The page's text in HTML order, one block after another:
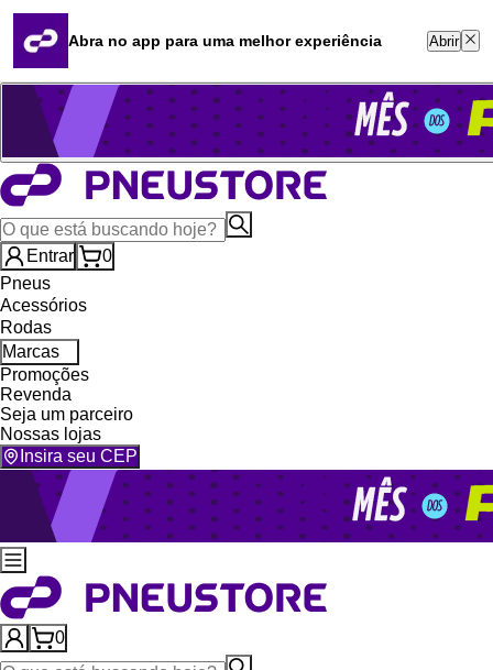
Quero revender
Blog
Whatsapp (16) 99764-8401
Televendas (47) 3046-2551
Entrar
0
Pneus
Acessórios
Rodas
Marcas
Promoções
Revenda
Seja um parceiro
Nossas lojas
Insira seu CEP
0
Abra no app para uma melhor experiência Abrir